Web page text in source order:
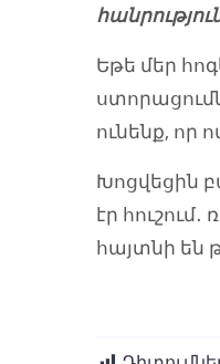
Եթե մեր
ունենք, որ
Խոցվեցին
էր
հայտնի են